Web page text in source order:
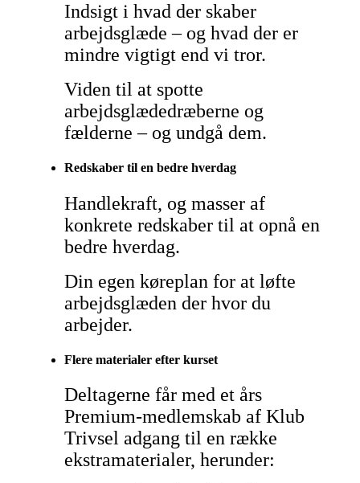
Indsigt i hvad der skaber
arbejdsglæde – og hvad der er
mindre vigtigt end vi tror.
Viden til at spotte
arbejdsglædedræberne og
fælderne – og undgå dem.
Redskaber til en bedre hverdag
Handlekraft, og masser af
konkrete redskaber til at opnå en
bedre hverdag.
Din egen køreplan for at løfte
arbejdsglæden der hvor du
arbejder.
Flere materialer efter kurset
Deltagerne får med et års
Premium-medlemskab af Klub
Trivsel adgang til en række
ekstramaterialer, herunder: